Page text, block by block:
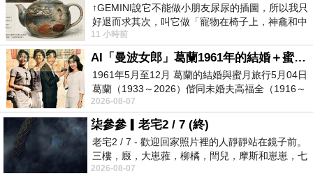
↑GEMINI說它不能做小朋友尿尿的插圖，所以我只
好退而求其次，叫它做「寵物在椅子上，神龕和中
年人臉孔」的畫了。 六月底
11 小時前
AI「曼波女郎」葛蘭1961年的結婚＋蜜月旅行 #戀上老電影 #葛蘭 #粟子
1961年5月至12月 葛蘭的結婚與蜜月旅行5月04日
葛蘭（1933～2026）偕同未婚夫高福全（1916～
2004）乘郵輪赴倫敦6月15日於英國倫敦St.S
2026-08-07
柒參參▎老宅2 / 7 (終)
老宅2 / 7 - 歡迎回家照片裡的人靜靜站在鏡子前。
三樓，廄，大崽蕥，柳橘，閆兒，摩斯和崽崽，七
個人整整齊齊地站在鏡框之外，如同
2026-08-07